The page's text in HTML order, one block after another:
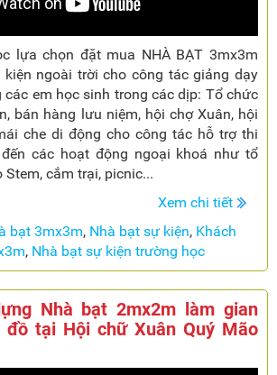
lựa chọn đặt mua NHÀ BẠT 3mx3m
ngoài trời cho công tác giảng dạy
em học sinh trong các dịp: Tổ chức
bán hàng lưu niệm, hội chợ Xuân, hội
che di động cho công tác hỗ trợ thi
các hoạt động ngoại khoá như tổ
cắm trại, picnic...
Xem chi tiết
bạt 3mx3m, Nhà bạt sự kiện, Khách
, Nhà bạt sự kiện trường học
Nhà bạt 2mx2m làm gian
đồ tại Hội chữ Xuân Quý Mão